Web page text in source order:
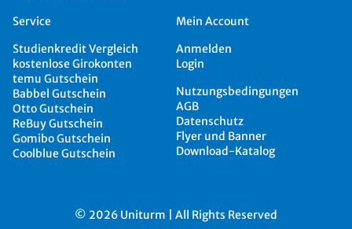
Service
Studienkredit Vergleich
kostenlose Girokonten
temu Gutschein
Babbel Gutschein
Otto Gutschein
ReBuy Gutschein
Gomibo Gutschein
Coolblue Gutschein
Mein Account
Anmelden
Login
Nutzungsbedingungen
AGB
Datenschutz
Flyer und Banner
Download-Katalog
© 2026 Uniturm | All Rights Reserved